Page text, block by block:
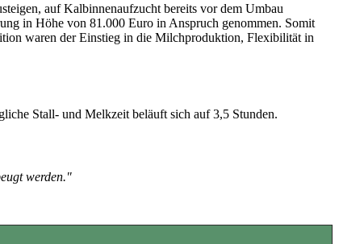
auf Kalbinnenaufzucht bereits vor dem Umbau
in Höhe von 81.000 Euro in Anspruch genommen. Somit
waren der Einstieg in die Milchproduktion, Flexibilität in
Stall- und Melkzeit beläuft sich auf 3,5 Stunden.
werden."